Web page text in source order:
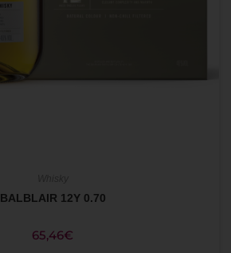
BALBLAIR 12Y 0.70
65,46€